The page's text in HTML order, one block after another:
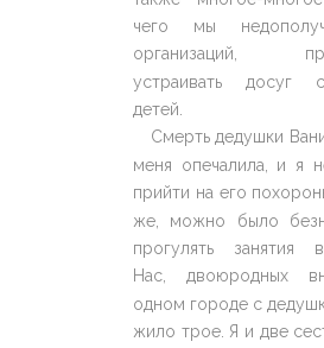
чего мы
организаций,
устраивать досуг
детей.
Смерть дедушки
меня опечалила, и я
прийти на его
же, можно было
прогулять занятия
Нас, двоюродных
одном городе с
жило трое. Я и две